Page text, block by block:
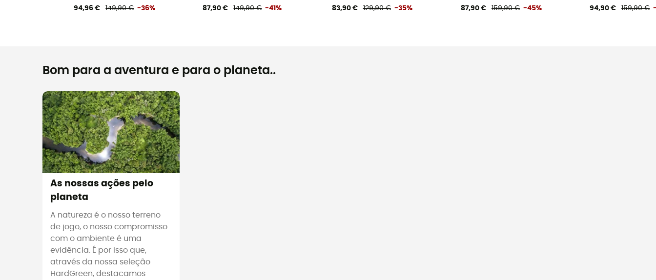
94,96 € 149,90 € -36% 87,90 € 149,90 € -41% 83,90 € 129,90 € -35% 87,90 € 159,90 € -45% 94,90 € 159,90 €
Bom para a aventura e para o planeta..
As nossas ações pelo
planeta
A natureza é o nosso terreno
de jogo, o nosso compromisso
com o ambiente é uma
evidência. É por isso que,
através da nossa seleção
HardGreen, destacamos